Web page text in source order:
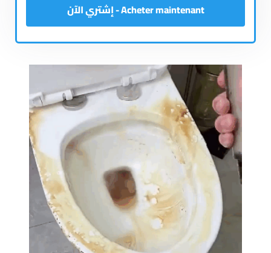
Acheter maintenant - إشتري الآن